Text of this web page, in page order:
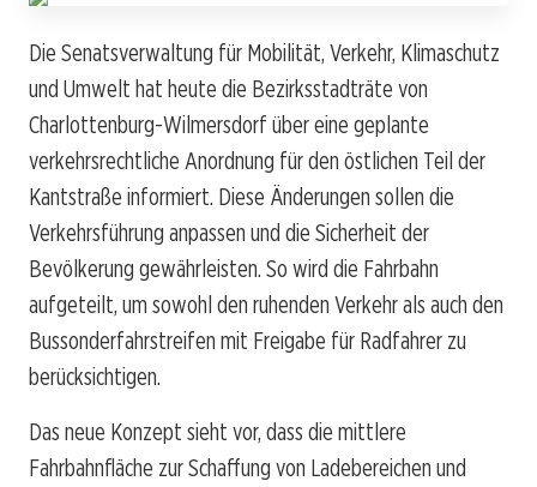
Die Senatsverwaltung für Mobilität, Verkehr, Klimaschutz
und Umwelt hat heute die Bezirksstadträte von
Charlottenburg-Wilmersdorf über eine geplante
verkehrsrechtliche Anordnung für den östlichen Teil der
Kantstraße informiert. Diese Änderungen sollen die
Verkehrsführung anpassen und die Sicherheit der
Bevölkerung gewährleisten. So wird die Fahrbahn
aufgeteilt, um sowohl den ruhenden Verkehr als auch den
Bussonderfahrstreifen mit Freigabe für Radfahrer zu
berücksichtigen.
Das neue Konzept sieht vor, dass die mittlere
Fahrbahnfläche zur Schaffung von Ladebereichen und